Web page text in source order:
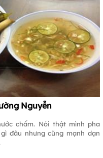
Nguyễn
chấm. Nói thật mình pha
đâu nhưng cũng mạnh dạn